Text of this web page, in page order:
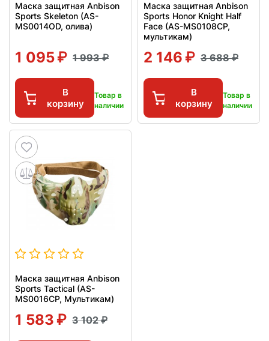
Маска защитная Anbison
Sports Skeleton (AS-
MS0014OD, олива)
1 095 1 993
В
корзину
Товар в
наличии
Маска защитная Anbison
Sports Honor Knight Half
Face (AS-MS0108CP,
мультикам)
2 146 3 688
В
корзину
Товар в
наличии
Маска защитная Anbison
Sports Tactical (AS-
MS0016CP, Мультикам)
1 583 3 102